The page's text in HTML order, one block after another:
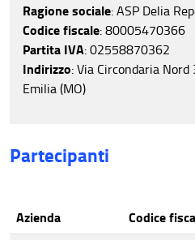
Ragione sociale: ASP Delia
Codice fiscale: 80005470366
Partita IVA: 02558870362
Indirizzo: Via Circondaria
Emilia (MO)
Partecipanti
Azienda Codice